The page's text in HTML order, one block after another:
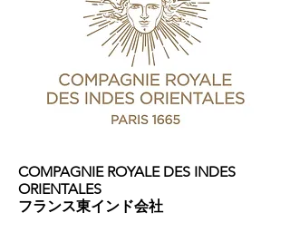
COMPAGNIE ROYALE DES INDES
ORIENTALES
フランス東インド会社